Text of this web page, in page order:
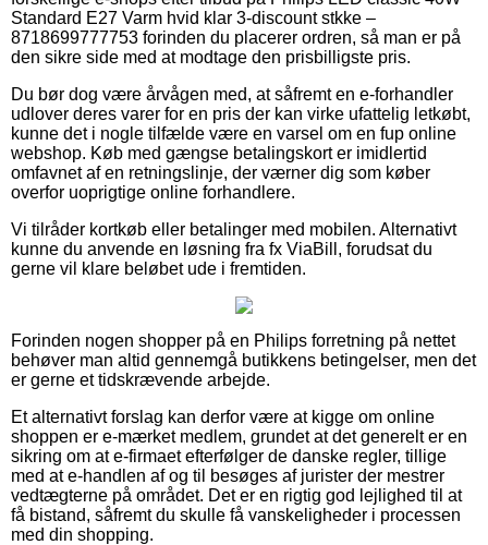
Standard E27 Varm hvid klar 3-discount stkke –
8718699777753 forinden du placerer ordren, så man er på
den sikre side med at modtage den prisbilligste pris.
Du bør dog være årvågen med, at såfremt en e-forhandler
udlover deres varer for en pris der kan virke ufattelig letkøbt,
kunne det i nogle tilfælde være en varsel om en fup online
webshop. Køb med gængse betalingskort er imidlertid
omfavnet af en retningslinje, der værner dig som køber
overfor uoprigtige online forhandlere.
Vi tilråder kortkøb eller betalinger med mobilen. Alternativt
kunne du anvende en løsning fra fx ViaBill, forudsat du
gerne vil klare beløbet ude i fremtiden.
Forinden nogen shopper på en Philips forretning på nettet
behøver man altid gennemgå butikkens betingelser, men det
er gerne et tidskrævende arbejde.
Et alternativt forslag kan derfor være at kigge om online
shoppen er e-mærket medlem, grundet at det generelt er en
sikring om at e-firmaet efterfølger de danske regler, tillige
med at e-handlen af og til besøges af jurister der mestrer
vedtægterne på området. Det er en rigtig god lejlighed til at
få bistand, såfremt du skulle få vanskeligheder i processen
med din shopping.